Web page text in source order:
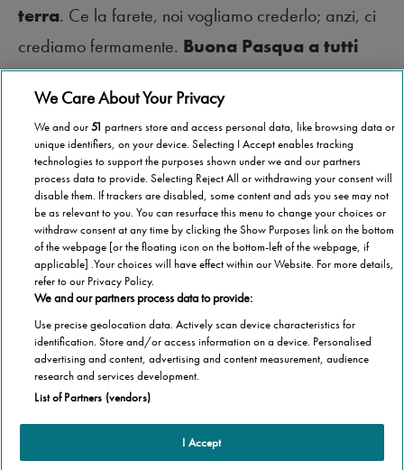
terra. Ce la farete, noi vogliamo crederlo; anzi, ci
crediamo fermamente. Buona Pasqua a tutti
voi.
Categorie
Casa
Cookie Policy
Altre informazioni
We Care About Your Privacy
We and our51 partners store and access personal data, like browsing data or
unique identifiers, on your device. Selecting I Accept enables tracking
technologies to support the purposes shown under we and our partners
process data to provide. Selecting Reject All or withdrawing your consent will
disable them. If trackers are disabled, some content and ads you see may not
be as relevant to you. You can resurface this menu to change your choices or
withdraw consent at any time by clicking the Show Purposes link on the bottom
of the webpage [or the floating icon on the bottom-left of the webpage, if
applicable] .Your choices will have effect within our Website. For more details,
refer to our Privacy Policy.
We and our partners process data to provide:
Use precise geolocation data. Actively scan device characteristics for
identification. Store and/or access information on a device. Personalised
advertising and content, advertising and content measurement, audience
research and services development.
List of Partners (vendors)
I Accept